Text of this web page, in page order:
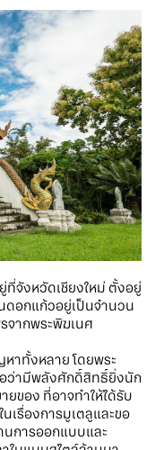
จังหวัดเชียงใหม่ ตั้งอยู่
อกแก้วอยู่เป็นจำนวน
จากพระพิฆเนศ
าทั้งหลาย โดยพระ
ว่ามีพลังศักดิ์สิทธิ์ยิ่งนัก
ของ ที่อาจทำให้ได้รับ
เรื่องการมูเตลูและขอ
การออกแบบและ